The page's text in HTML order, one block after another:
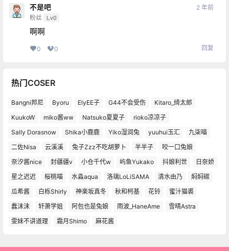
不是吧
粉丝 Lv0
2 年前
啊啊
0 0 回复
热门COSER
Bangni邦尼 Byoru ElyEE子 G44不会受伤
Kitaro_绮太郎
KuukoW
miko酱ww Natsuko夏夏子
rioko凉凉子
Sally Dorasnow
Shika小鹿鹿 Yiko湿润兔 yuuhui玉汇
九柒喵
二佐Nisa
云溪溪 兔子Zzz不吃胡萝卜 半半子
咬一口兔娘
奈汐酱nice
封疆疆v 小仓千代w 屿鱼Yukako 抖娘利世
日奈娇
星之迟迟
桜桃喵 水淼aqua 洛璃LoLiSAMA 清水由乃
焖焖碳
瓜希酱
白栎Shirly 神楽坂真冬 秋和柯基 花铃
蜜汁猫裘
蠢沫沫
轩萧学姐 阿包也是兔娘 雨波_HaneAme
雪晴Astra
雯妹不讲道理
霜月Shimo 麻花酱